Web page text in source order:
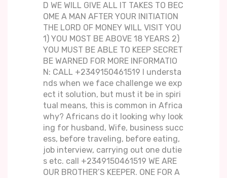
D WE WILL GIVE ALL IT TAKES TO BEC
OME A MAN AFTER YOUR INITIATION
THE LORD OF MONEY WILL VISIT YOU
1) YOU MOST BE ABOVE 18 YEARS 2)
YOU MUST BE ABLE TO KEEP SECRET
BE WARNED FOR MORE INFORMATIO
N: CALL +2349150461519 I understa
nds when we face challenge we exp
ect it solution, but must it be in spiri
tual means, this is common in Africa
why? Africans do it looking why look
ing for husband, Wife, business succ
ess, before traveling, before eating,
job interview, carrying out one dutie
s etc. call +2349150461519 WE ARE
OUR BROTHER’S KEEPER. ONE FOR A